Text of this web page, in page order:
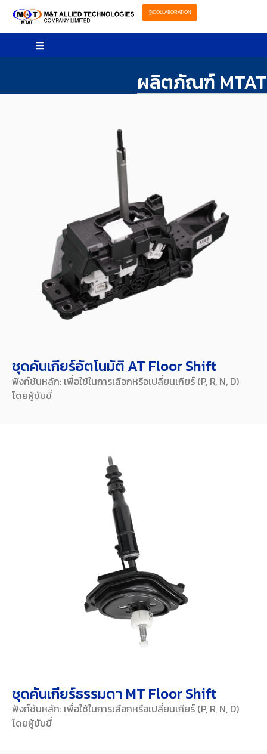
COLLABORATION
ผลิตภัณฑ์ MTAT
ชุดคันเกียร์อัตโนมัติ AT Floor Shift
ฟังก์ชันหลัก: เพื่อใช้ในการเลือกหรือเปลี่ยนเกียร์ (P, R, N, D)
โดยผู้ขับขี่
ชุดคันเกียร์ธรรมดา MT Floor Shift
ฟังก์ชันหลัก: เพื่อใช้ในการเลือกหรือเปลี่ยนเกียร์ (P, R, N, D)
โดยผู้ขับขี่